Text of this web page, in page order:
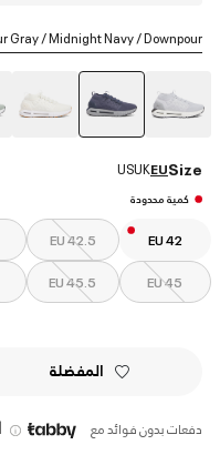
Gray / Midnight Navy / Downpour
Size
EU
UK
US
كمية محدودة
EU 42
EU 42.5
EU 45
EU 45.5
المفضلة
دفعات بدون فوائد مع |